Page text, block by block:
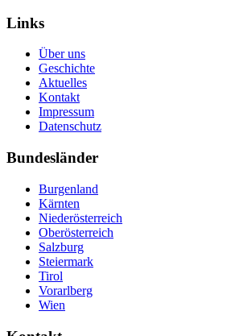
Links
Über uns
Geschichte
Aktuelles
Kontakt
Impressum
Datenschutz
Bundesländer
Burgenland
Kärnten
Niederösterreich
Oberösterreich
Salzburg
Steiermark
Tirol
Vorarlberg
Wien